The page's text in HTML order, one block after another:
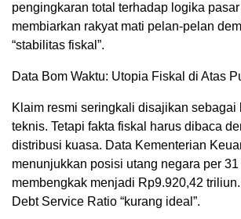
pengingkaran total terhadap logika
membiarkan rakyat mati pelan-pelan
“stabilitas fiskal”.
Data Bom Waktu: Utopia Fiskal di Atas
Klaim resmi seringkali disajikan sebagai
teknis. Tetapi fakta fiskal harus dibaca
distribusi kuasa. Data Kementerian
menunjukkan posisi utang negara per
membengkak menjadi Rp9.920,42
Debt Service Ratio “kurang ideal”.